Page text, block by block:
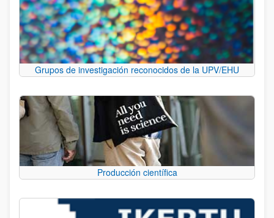
Grupos de investigación reconocidos de la UPV/EHU
Producción científica